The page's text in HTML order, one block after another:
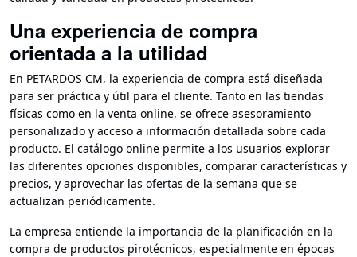
Una experiencia de compra
orientada a la utilidad
En PETARDOS CM, la experiencia de compra está diseñada
para ser práctica y útil para el cliente. Tanto en las tiendas
físicas como en la venta online, se ofrece asesoramiento
personalizado y acceso a información detallada sobre cada
producto. El catálogo online permite a los usuarios explorar
las diferentes opciones disponibles, comparar características y
precios, y aprovechar las ofertas de la semana que se
actualizan periódicamente.
La empresa entiende la importancia de la planificación en la
compra de productos pirotécnicos, especialmente en épocas